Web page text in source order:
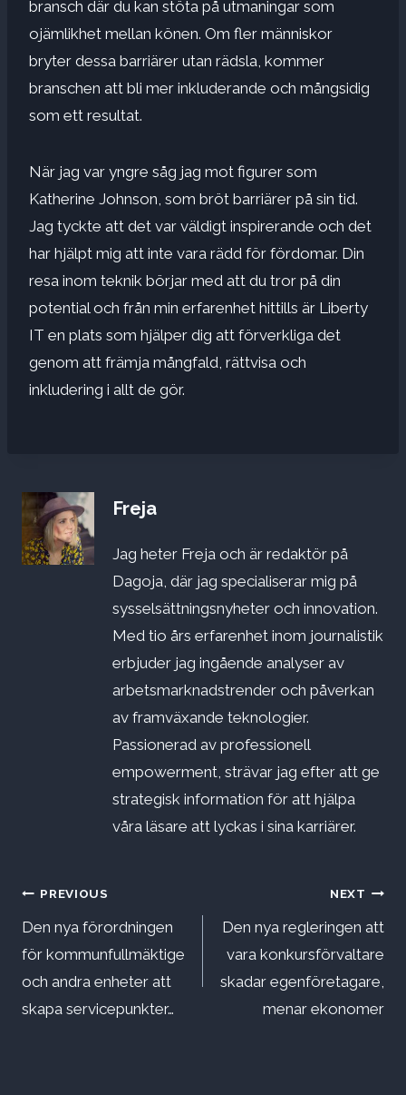
bransch där du kan stöta på utmaningar som
ojämlikhet mellan könen. Om fler människor
bryter dessa barriärer utan rädsla, kommer
branschen att bli mer inkluderande och mångsidig
som ett resultat.
När jag var yngre såg jag mot figurer som
Katherine Johnson, som bröt barriärer på sin tid.
Jag tyckte att det var väldigt inspirerande och det
har hjälpt mig att inte vara rädd för fördomar. Din
resa inom teknik börjar med att du tror på din
potential och från min erfarenhet hittills är Liberty
IT en plats som hjälper dig att förverkliga det
genom att främja mångfald, rättvisa och
inkludering i allt de gör.
Freja
Jag heter Freja och är redaktör på
Dagoja, där jag specialiserar mig på
sysselsättningsnyheter och innovation.
Med tio års erfarenhet inom journalistik
erbjuder jag ingående analyser av
arbetsmarknadstrender och påverkan
av framväxande teknologier.
Passionerad av professionell
empowerment, strävar jag efter att ge
strategisk information för att hjälpa
våra läsare att lyckas i sina karriärer.
Inläggsnavigering
PREVIOUS
Den nya förordningen
för kommunfullmäktige
och andra enheter att
skapa servicepunkter…
NEXT
Den nya regleringen att
vara konkursförvaltare
skadar egenföretagare,
menar ekonomer